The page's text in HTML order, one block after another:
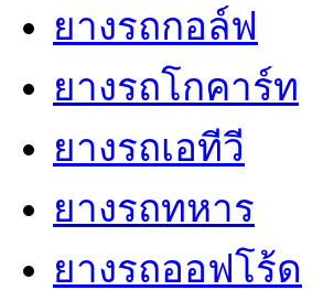
ยางรถกอล์ฟ
ยางรถโกคาร์ท
ยางรถเอทีวี
ยางรถทหาร
ยางรถออฟโร้ด